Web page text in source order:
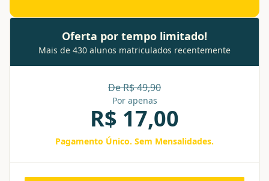
Oferta por tempo limitado!
Mais de 430 alunos matriculados recentemente
De R$49,90
Por apenas
R$ 17,00
Pagamento Único. Sem Mensalidades.